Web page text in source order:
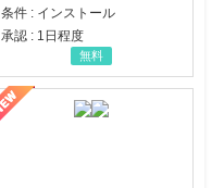
条件 : インストール
承認 : 1日程度
無料